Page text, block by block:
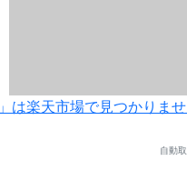
は楽天市場で見つかりま
自動